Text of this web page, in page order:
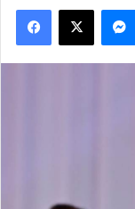
Facebook
X